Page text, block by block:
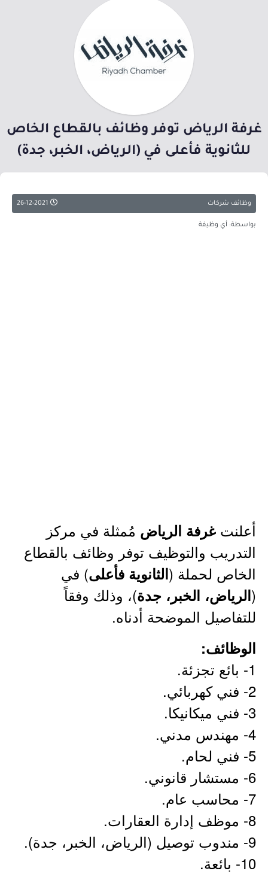
غرفة الرياض توفر وظائف بالقطاع الخاص
للثانوية فأعلى في (الرياض، الخبر، جدة)
وظائف شركات
بواسطة: أي وظيفة
أعلنت غرفة الرياض مُمثلة في مركز
التدريب والتوظيف توفر وظائف بالقطاع
الخاص لحملة (الثانوية فأعلى) في
(الرياض، الخبر، جدة)، وذلك وفقاً
للتفاصيل الموضحة أدناه.
الوظائف:
1- بائع تجزئة.
2- فني كهربائي.
3- فني ميكانيكا.
4- مهندس مدني.
5- فني لحام.
6- مستشار قانوني.
7- محاسب عام.
8- موظف إدارة العقارات.
9- مندوب توصيل (الرياض، الخبر، جدة).
10- بائعة.